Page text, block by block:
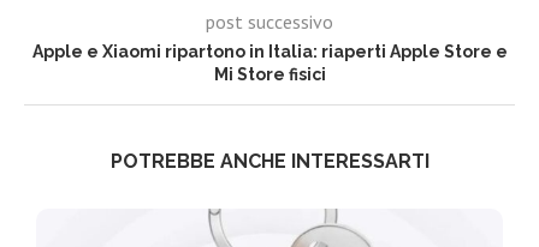
post successivo
Apple e Xiaomi ripartono in Italia: riaperti Apple Store e
Mi Store fisici
POTREBBE ANCHE INTERESSARTI